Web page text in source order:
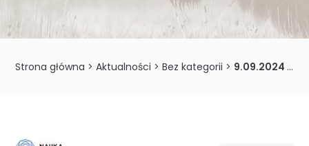
Strona główna >Aktualności >Bez kategorii > 9.09.2024 – Wywiad z dr hab. Driesem Kuijperem